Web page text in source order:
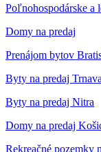
Poľnohospodárske a
Domy na predaj
Prenájom bytov
Byty na predaj Trnava
Byty na predaj Nitra
Domy na predaj
Rekreačné pozemky